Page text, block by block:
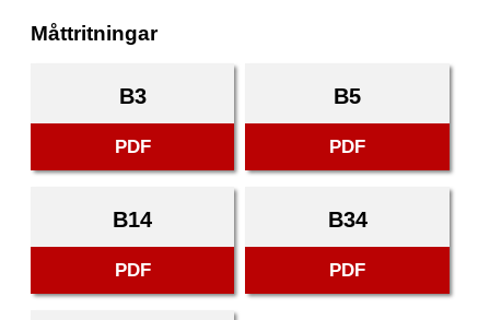
Måttritningar
B3
PDF
B5
PDF
B14
PDF
B34
PDF